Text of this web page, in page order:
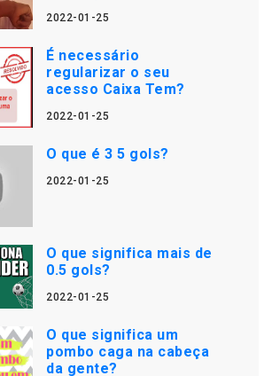
2022-01-25
É necessário
regularizar o seu
acesso Caixa Tem?
2022-01-25
O que é 3 5 gols?
2022-01-25
O que significa mais de
0.5 gols?
2022-01-25
O que significa um
pombo caga na cabeça
da gente?